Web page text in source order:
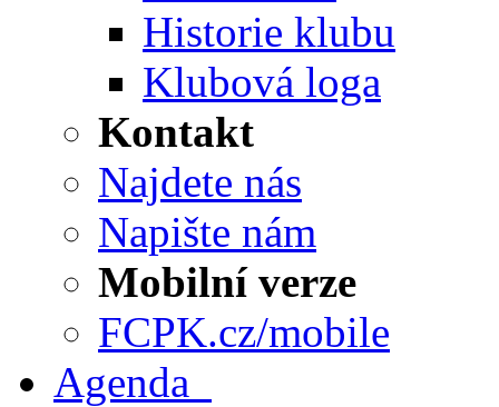
Historie klubu
Klubová loga
Kontakt
Najdete nás
Napište nám
Mobilní verze
FCPK.cz/mobile
Agenda